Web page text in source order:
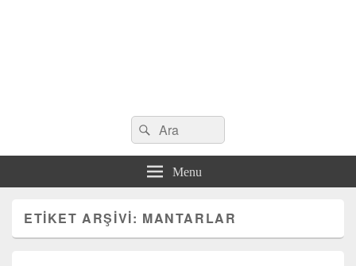
Search
for:
Ara
Menu
ETIKET ARŞIVI: MANTARLAR